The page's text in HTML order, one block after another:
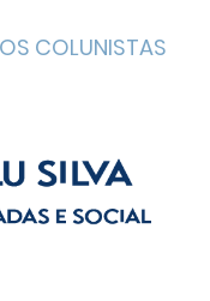
COLUNISTAS